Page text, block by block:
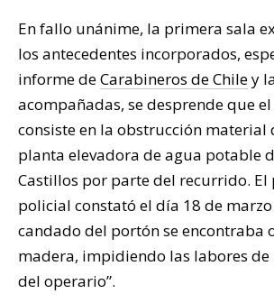
En fallo unánime, la primera sala
los antecedentes incorporados,
informe deCarabineros de Chiley
acompañadas, se desprende que
consiste en la obstrucción material
planta elevadora de agua potable
Castillos por parte del recurrido. El
policial constató el día 18 de
candado del portón se encontraba
madera, impidiendo las labores
del operario”.